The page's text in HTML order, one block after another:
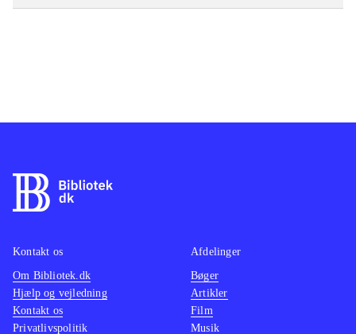
Kontakt os
Om Bibliotek.dk
Hjælp og vejledning
Kontakt os
Privatlivspolitik
Afdelinger
Bøger
Artikler
Film
Musik